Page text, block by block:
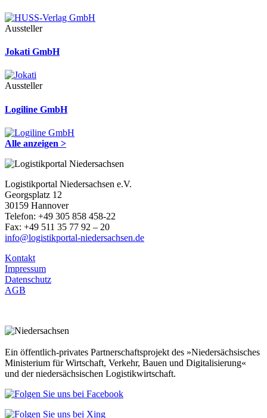
Aussteller
Jokati GmbH
Aussteller
Logiline GmbH
Alle anzeigen >
Logistikportal Niedersachsen e.V.
Georgsplatz 12
30159 Hannover
Telefon: +49 305 858 458-22
Fax: +49 511 35 77 92 – 20
info@logistikportal-niedersachsen.de
Kontakt
Impressum
Datenschutz
AGB
Ein öffentlich-privates Partnerschaftsprojekt des »Niedersächsisches
Ministerium für Wirtschaft, Verkehr, Bauen und Digitalisierung«
und der niedersächsischen Logistikwirtschaft.